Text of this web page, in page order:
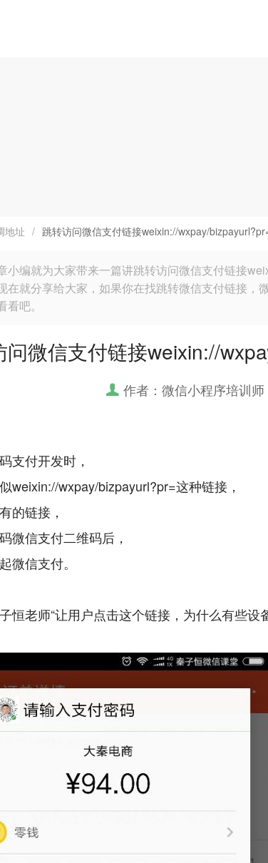
地址 / 跳转访问微信支付链接weixin://wxpay/
小编就为大家带来一篇讲跳转访问微信支付链接
在就分享给大家，如果你在找跳转微信支付链接
吧。
问微信支付链接weixin://
作者：微信小程序培训师
支付开发时，
weixin://wxpay/bizpayurl?pr=这种链接，
的链接，
微信支付二维码后，
微信支付。
恒老师“让用户点击这个链接，为什么有些设